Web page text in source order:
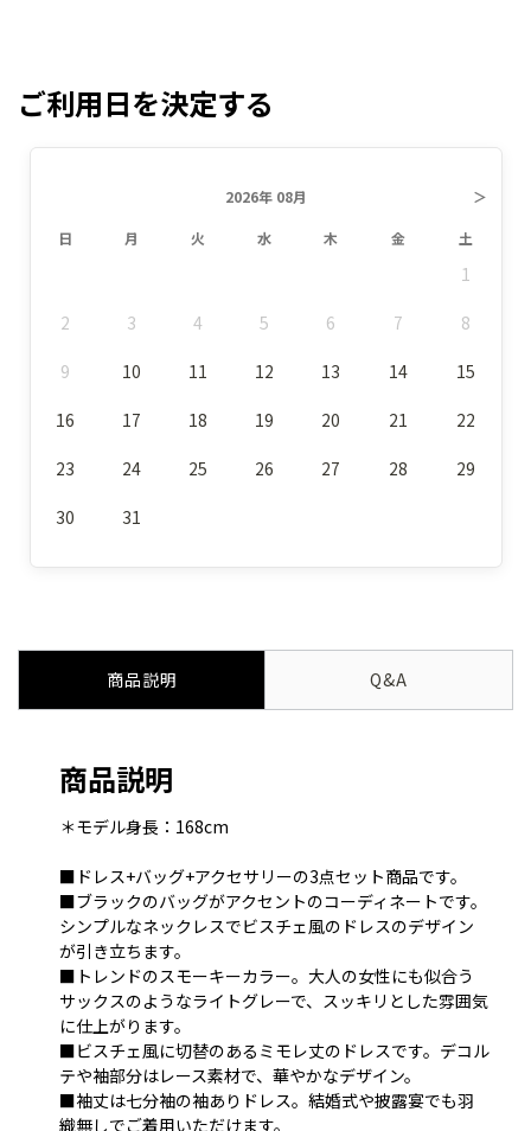
ご利用日を決定する
2026年 08月 ＞
日 月 火 水 木 金 土
1
2 3 4 5 6 7 8
9 10 11 12 13 14 15
16 17 18 19 20 21 22
23 24 25 26 27 28 29
30 31
商品説明 Q&A
商品説明
＊モデル身長：168cm
■ドレス+バッグ+アクセサリーの3点セット商品です。
■ブラックのバッグがアクセントのコーディネートです。
シンプルなネックレスでビスチェ風のドレスのデザイン
が引き立ちます。
■トレンドのスモーキーカラー。大人の女性にも似合う
サックスのようなライトグレーで、スッキリとした雰囲気
に仕上がります。
■ビスチェ風に切替のあるミモレ丈のドレスです。デコル
テや袖部分はレース素材で、華やかなデザイン。
■袖丈は七分袖の袖ありドレス。結婚式や披露宴でも羽
織無しでご着用いただけます。